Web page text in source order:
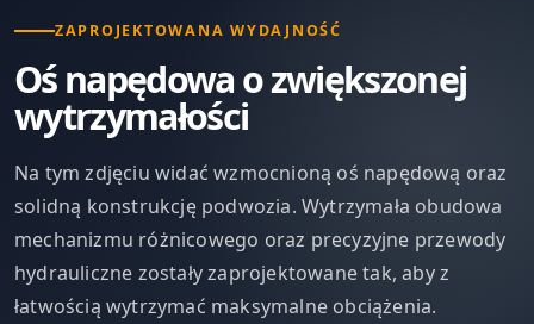
ZAPROJEKTOWANA WYDAJNOŚĆ
Oś napędowa o zwiększonej
wytrzymałości
Na tym zdjęciu widać wzmocnioną oś napędową oraz
solidną konstrukcję podwozia. Wytrzymała obudowa
mechanizmu różnicowego oraz precyzyjne przewody
hydrauliczne zostały zaprojektowane tak, aby z
łatwością wytrzymać maksymalne obciążenia.